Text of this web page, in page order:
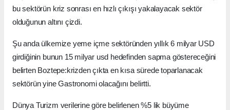
bu sektörün kriz sonrası en hızlı çıkışı yakalayacak sektör
olduğunun altını çizdi.
Şu anda ülkemize yeme içme sektöründen yıllık 6 milyar USD
girdiğinin bunun 15 milyar usd hedefinden sapma göstereceğini
belirten Boztepe:krizden çıkta en kısa sürede toparlanacak
sektörün yine Gastronomi olacağını belirtti.
Dünya Turizm verilerine göre belirlenen %5 lik büyüme